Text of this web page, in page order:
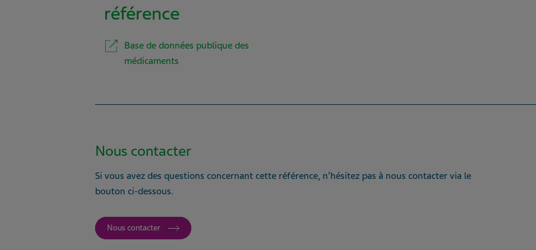
référence
Base de données publique des
médicaments
Nous contacter
Si vous avez des questions concernant cette référence, n’hésitez pas à nous contacter via le
bouton ci-dessous.
Nous contacter